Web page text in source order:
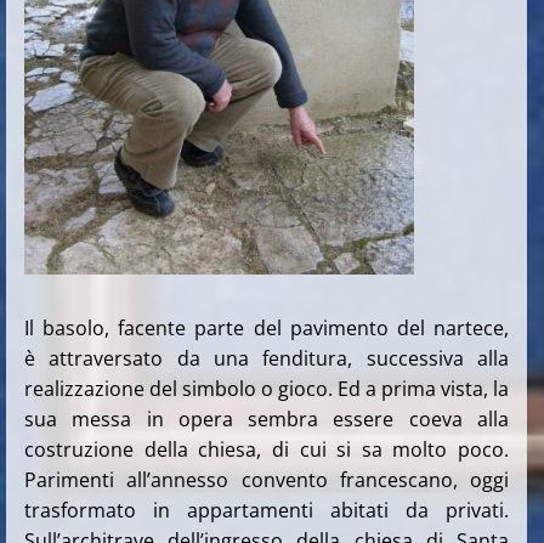
Il basolo, facente parte del pavimento del nartece,
è attraversato da una fenditura, successiva alla
realizzazione del simbolo o gioco. Ed a prima vista, la
sua messa in opera sembra essere coeva alla
costruzione della chiesa, di cui si sa molto poco.
Parimenti all’annesso convento francescano, oggi
trasformato in appartamenti abitati da privati.